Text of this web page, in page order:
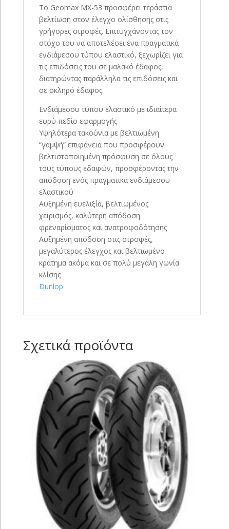
Το Geomax MX-53 προσφέρει τεράστια
βελτίωση στον έλεγχο ολίσθησης στις
γρήγορες στροφές. Επιτυγχάνοντας τον
στόχο του να αποτελέσει ένα πραγματικά
ενδιάμεσου τύπου ελαστικό, ξεχωρίζει για
τις επιδόσεις του σε μαλακό έδαφος,
διατηρώντας παράλληλα τις επιδόσεις και
σε σκληρό έδαφος.
Ενδιάμεσου τύπου ελαστικό με ιδιαίτερα
ευρύ πεδίο εφαρμογής
Υψηλότερα τακούνια με βελτιωμένη
“γαμψή” επιφάνεια που προσφέρουν
βελτιστοποιημένη πρόσφυση σε όλους
τους τύπους εδαφών, προσφέροντας την
απόδοση ενός πραγματικά ενδιάμεσου
ελαστικού
Αυξημένη ευελιξία, βελτιωμένος
χειρισμός, καλύτερη απόδοση
φρεναρίσματος και ανατροφοδότησης
Αυξημένη απόδοση στις στροφές,
μεγαλύτερος έλεγχος και βελτιωμένο
κράτημα ακόμα και σε πολύ μεγάλη γωνία
κλίσης
Dunlop
Σχετικά προϊόντα